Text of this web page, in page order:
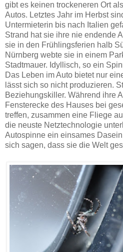
gibt es keinen trockeneren Ort
Autos. Letztes Jahr im Herbst
Untermieterin bis nach Italien
Strand hat sie ihre nie endende
sie in den Frühlingsferien halb
Nürnberg webte sie in einem
Stadtmauer. Idyllisch, so ein
Das Leben im Auto bietet nur
lässt sich so nicht produzieren.
Beziehungskiller. Während ihre
Fensterecke des Hauses bei
treffen, zusammen eine Fliege
die neuste Netztechnologie
Autospinne ein einsames
sich sagen, dass sie die Welt